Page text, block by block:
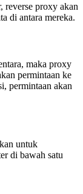
reverse proxy akan
di antara mereka.
maka proxy
permintaan ke
permintaan akan
untuk
di bawah satu